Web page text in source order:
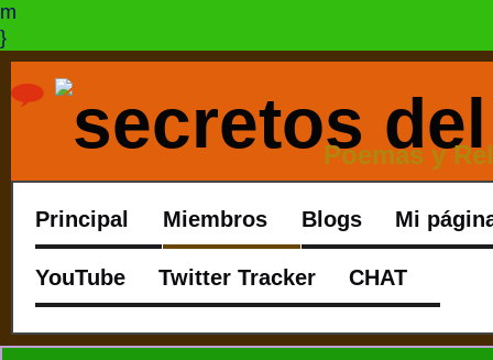
m
}
Poemas y
Principal Miembros Blogs Mi
YouTube Twitter Tracker CHAT